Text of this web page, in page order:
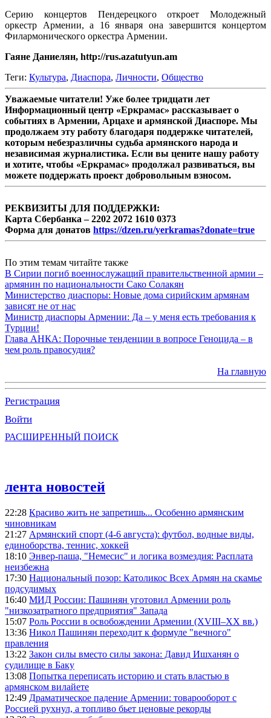
Серию концертов Пендерецкого откроет Молодежный
оркестр Армении, а 16 января она завершится концертом
Филармонического оркестра Армении.
Гаяне Даниелян, http://rus.azatutyun.am
Теги: Культура, Диаспора, Личности, Общество
Уважаемые читатели! Уже более тридцати лет
Информационный центр «Еркрамас» рассказывает о
событиях в Армении, Арцахе и армянской Диаспоре. Мы
продолжаем эту работу благодаря поддержке читателей,
которым небезразличны судьба армянского народа и
независимая журналистика. Если вы цените нашу работу
и хотите, чтобы «Еркрамас» продолжал развиваться, вы
можете поддержать проект добровольным взносом.
РЕКВИЗИТЫ ДЛЯ ПОДДЕРЖКИ:
Карта Сбербанка – 2202 2072 1610 0373
Форма для донатов https://dzen.ru/yerkramas?donate=true
По этим темам читайте также
В Сирии погиб военнослужащий правительственной армии –
армянин по национальности Сако Солакян
Министерство диаспоры: Новые дома сирийским армянам
зависят не от нас
Министр диаспоры Армении: Да – у меня есть требования к
Турции!
Глава АНКА: Порочные тенденции в вопросе Геноцида – в
чем роль правосудия?
На главную
Регистрация
Войти
РАСШИРЕННЫЙ ПОИСК
лента новостей
22:28 Красиво жить не запретишь... Особенно армянским
чиновникам
21:27 Армянский спорт (4-6 августа): футбол, водные виды,
единоборства, теннис, хоккей
18:10 Энвер-паша, "Немесис" и логика возмездия: Расплата
неизбежна
17:30 Национальный позор: Католикос Всех Армян на скамье
подсудимых
16:40 МИД России: Пашинян уготовил Армении роль
"низкозатратного предприятия" Запада
15:07 Роль России в освобождении Армении (XVIII–XX вв.)
13:36 Никол Пашинян переходит к формуле "вечного"
правления
13:22 Закон силы вместо силы закона: Давид Ишханян о
судилище в Баку
13:08 Попытка переписать историю и стать властью в
армянском вилайете
12:49 Драматическое падение Армении: товарооборот с
Россией рухнул, а топливо бьет ценовые рекорды